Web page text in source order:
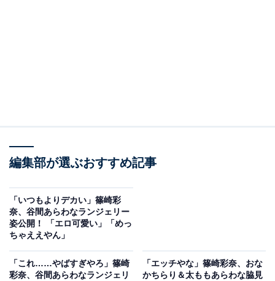
編集部が選ぶおすすめ記事
「いつもよりデカい」篠崎彩
奈、谷間あらわなランジェリー
姿公開！ 「エロ可愛い」「めっ
ちゃええやん」
「これ……やばすぎやろ」篠崎
彩奈、谷間あらわなランジェリ
「エッチやな」篠崎彩奈、おな
かちらり＆太ももあらわな脇見